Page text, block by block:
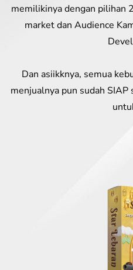
memilikinya dengan pilihan
market dan Audience
Dan asiikknya, semua
menjualnya pun sudah